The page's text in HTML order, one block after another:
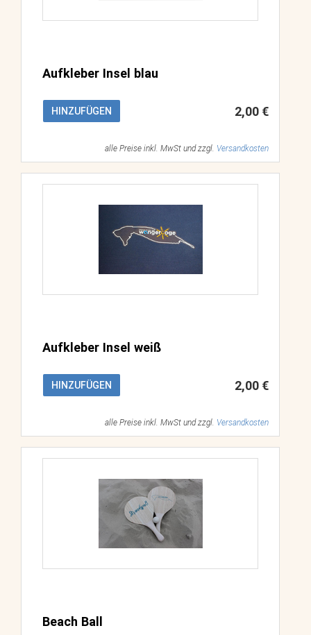
Aufkleber Insel blau
HINZUFÜGEN 2,00 €
alle Preise inkl. MwSt und zzgl. Versandkosten
Aufkleber Insel weiß
HINZUFÜGEN 2,00 €
alle Preise inkl. MwSt und zzgl. Versandkosten
Beach Ball